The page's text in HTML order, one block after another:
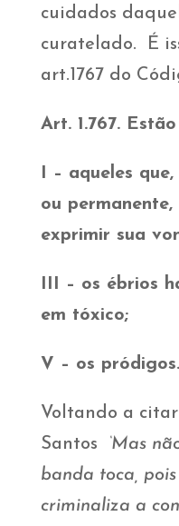
cuidados
curatelado. É
art.1767 do
Art. 1.767.
I – aqueles
ou
exprimir sua
III – os ébrios
em tóxico;
V – os pródigos.
Voltando a
Santos
‘Mas
banda toca,
criminaliza a